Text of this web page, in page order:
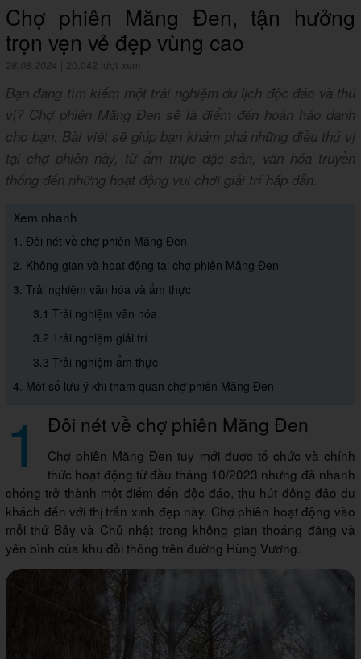
Chợ phiên Măng Đen, tận hưởng
trọn vẹn vẻ đẹp vùng cao
28.08.2024 20,042 lượt xem
Bạn đang tìm kiếm một trải nghiệm du lịch độc đáo và thú
vị? Chợ phiên Măng Đen sẽ là điểm đến hoàn hảo dành
cho bạn. Bài viết sẽ giúp bạn khám phá những điều thú vị
tại chợ phiên này, từ ẩm thực đặc sản, văn hóa truyền
thống đến những hoạt động vui chơi giải trí hấp dẫn.
Xem nhanh
1. Đôi nét về chợ phiên Măng Đen
2. Không gian và hoạt động tại chợ phiên Măng Đen
3. Trải nghiệm văn hóa và ẩm thực
3.1 Trải nghiệm văn hóa
3.2 Trải nghiệm giải trí
3.3 Trải nghiệm ẩm thực
4. Một số lưu ý khi tham quan chợ phiên Măng Đen
1 Đôi nét về chợ phiên Măng Đen
Chợ phiên Măng Đen tuy mới được tổ chức và chính
thức hoạt động từ đầu tháng 10/2023 nhưng đã nhanh
chóng trở thành một điểm đến độc đáo, thu hút đông đảo du
khách đến với thị trấn xinh đẹp này. Chợ phiên hoạt động vào
mỗi thứ Bảy và Chủ nhật trong không gian thoáng đãng và
yên bình của khu đồi thông trên đường Hùng Vương.